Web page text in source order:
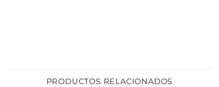
PRODUCTOS RELACIONADOS